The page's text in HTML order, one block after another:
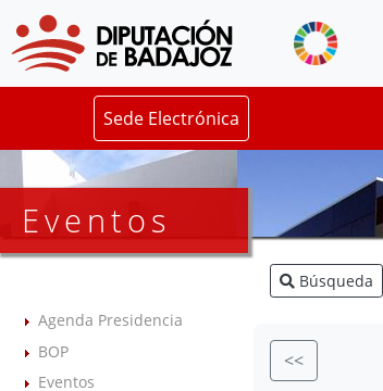
Sede Electrónica
Eventos
Agenda Presidencia
BOP
Eventos
Búsqueda
<<